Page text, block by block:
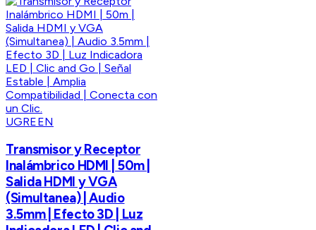
UGREEN
Transmisor y Receptor
Inalámbrico HDMI | 50m |
Salida HDMI y VGA
(Simultanea) | Audio
3.5mm | Efecto 3D | Luz